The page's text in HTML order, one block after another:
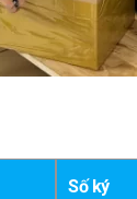
Số ký